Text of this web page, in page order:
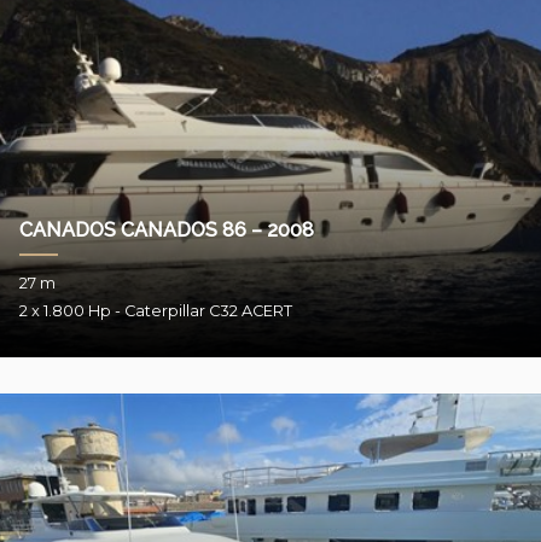
CANADOS CANADOS 86 – 2008
27 m
2 x 1.800 Hp - Caterpillar C32 ACERT